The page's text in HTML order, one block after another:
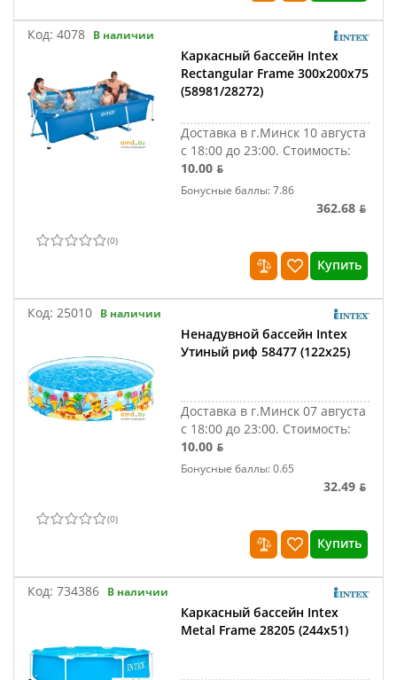
Код: 4078 В наличии
Каркасный бассейн Intex
Rectangular Frame 300x200x75
(58981/28272)
Доставка в г.Минск 10 августа
с 18:00 до 23:00. Стоимость:
10.00 ƃ
Бонусные баллы: 7.86
362.68 ƃ
(0)
Купить
Код: 25010 В наличии
Ненадувной бассейн Intex
Утиный риф 58477 (122x25)
Доставка в г.Минск 07 августа
с 18:00 до 23:00. Стоимость:
10.00 ƃ
Бонусные баллы: 0.65
32.49 ƃ
(0)
Купить
Код: 734386 В наличии
Каркасный бассейн Intex
Metal Frame 28205 (244x51)